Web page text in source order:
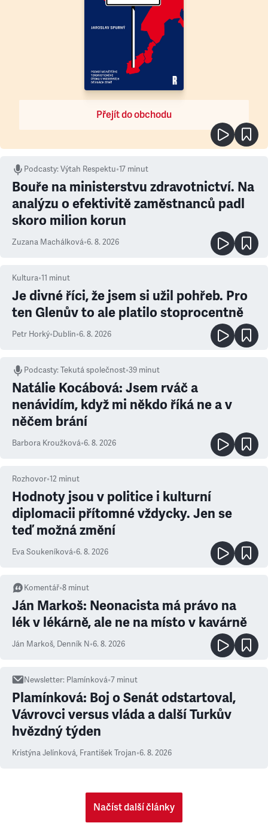
Přejít do obchodu
Podcasty:Výtah Respektu•17 minut
Bouře na ministerstvu zdravotnictví. Na
analýzu o efektivitě zaměstnanců padl
skoro milion korun
Zuzana Machálková•6. 8. 2026
Kultura•11 minut
Je divné říci, že jsem si užil pohřeb. Pro
ten Glenův to ale platilo stoprocentně
Petr Horký•Dublin•6. 8. 2026
Podcasty:Tekutá společnost•39 minut
Natálie Kocábová: Jsem rváč a
nenávidím, když mi někdo říká ne a v
něčem brání
Barbora Kroužková•6. 8. 2026
Rozhovor•12 minut
Hodnoty jsou v politice i kulturní
diplomacii přítomné vždycky. Jen se
teď možná změní
Eva Soukeníková•6. 8. 2026
Komentář•8 minut
Ján Markoš: Neonacista má právo na
lék v lékárně, ale ne na místo v kavárně
Ján Markoš, Denník N•6. 8. 2026
Newsletter: Plamínková•7 minut
Plamínková: Boj o Senát odstartoval,
Vávrovci versus vláda a další Turkův
hvězdný týden
Kristýna Jelínková, František Trojan•6. 8. 2026
Načíst další články